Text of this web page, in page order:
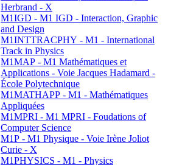
Herbrand - X
M1IGD - M1 IGD - Interaction, Graphic
and Design
M1INTTRACPHY - M1 - International
Track in Physics
M1MAP - M1 Mathématiques et
Applications - Voie Jacques Hadamard -
École Polytechnique
M1MATHAPP - M1 - Mathématiques
Appliquées
M1MPRI - M1 MPRI - Foudations of
Computer Science
M1P - M1 Physique - Voie Irène Joliot
Curie - X
M1PHYSICS - M1 - Physics